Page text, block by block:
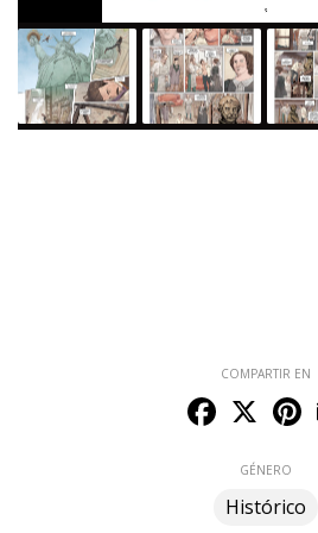
COMPARTIR EN
Facebook
X
GÉNERO
Histórico